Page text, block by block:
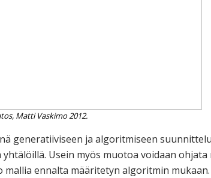
Matti Vaskimo 2012.
generatiiviseen ja algoritmiseen
Usein myös muotoa voidaan
ennalta määritetyn algoritmin